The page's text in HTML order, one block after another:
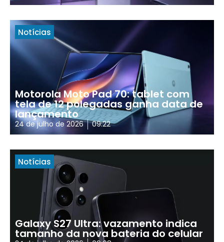
Notícias
Motorola Moto Pad 70: tablet com
tela de 12 polegadas ganha data de
lançamento
24 de julho de 2026 09:22
Notícias
Galaxy S27 Ultra: vazamento indica
tamanho da nova bateria do celular